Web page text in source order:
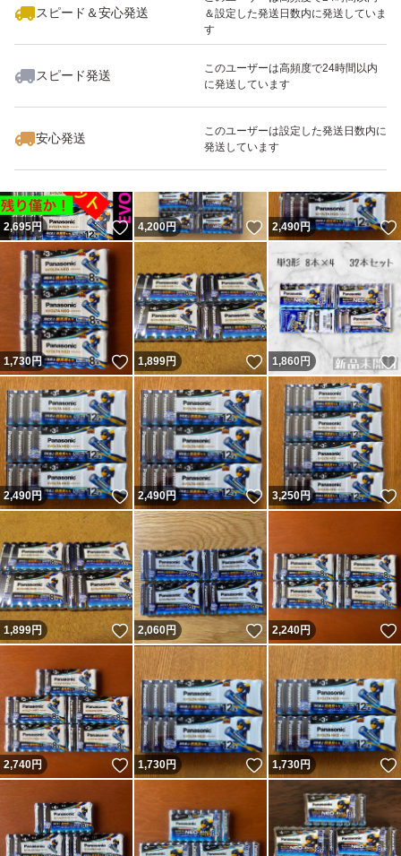
スピード＆安心発送
＆設定した発送日数内に発送していま
す
スピード発送
このユーザーは高頻度で24時間以内
に発送しています
安心発送
このユーザーは設定した発送日数内に
発送しています
いいね！
1,580
2,695円 いいね！
4,200円 いいね！
2,490円
1,730円 いいね！
1,899円 いいね！
1,860 円
2,490円 いいね！
2,490円 いいね！
3,250円
1,899円 いいね！
2,060円 いいね！
2,240円
2,740円 いいね！
1,730円 いいね！
1,730円